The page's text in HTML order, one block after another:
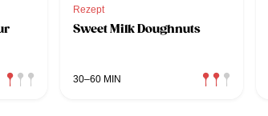
Rezept
Sweet Milk Doughnuts
30–60 MIN